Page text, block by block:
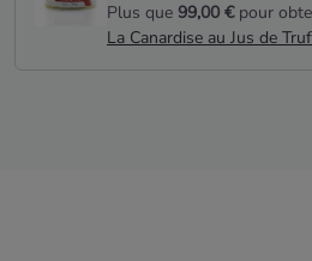
Plus que 99,00 €pour
La Canardise au Jus de